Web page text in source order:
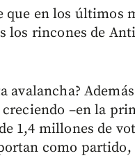
que en los últimos
los rincones de
avalancha?
–en la
1,4 millones de
como partido,